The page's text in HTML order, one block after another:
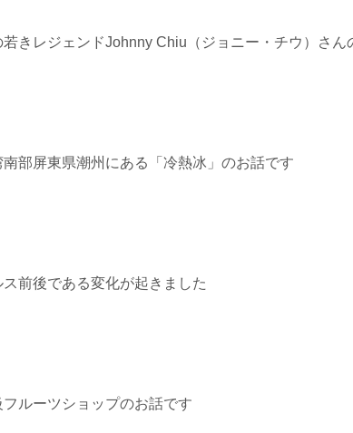
きレジェンドJohnny Chiu（ジョニー・チウ）さん
部屏東県潮州にある「冷熱冰」のお話です
前後である変化が起きました
ルーツショップのお話です